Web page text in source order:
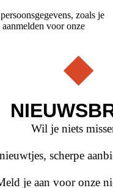
zoals je
voor onze
Wil je niets
scherpe
je aan voor onze